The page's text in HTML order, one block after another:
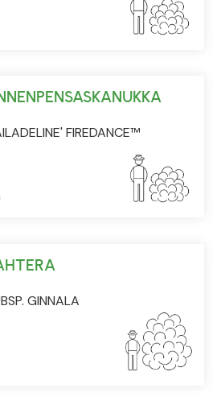
FIREDANCE™
GINNALA